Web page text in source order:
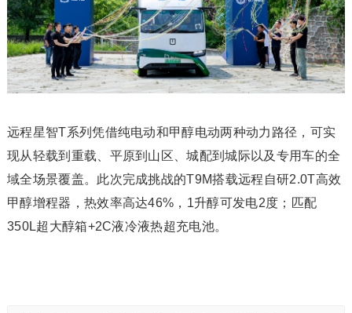
远程星智T系列凭借纯电动和甲醇电动两种动力路径，可实
现从轻载到重载、平原到山区、城配到城际以及专用车的全
域全场景覆盖。此次完成挑战的T9M搭载远程自研2.0T高效
甲醇增程器，热效率高达46%，1升醇可发电2度；匹配
350L超大醇箱+2C液冷液热超充电池。